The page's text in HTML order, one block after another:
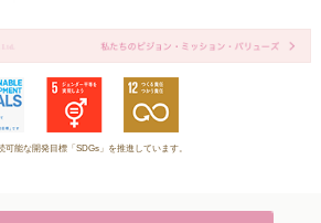
可能な開発目標「SDGs」を推進しています。